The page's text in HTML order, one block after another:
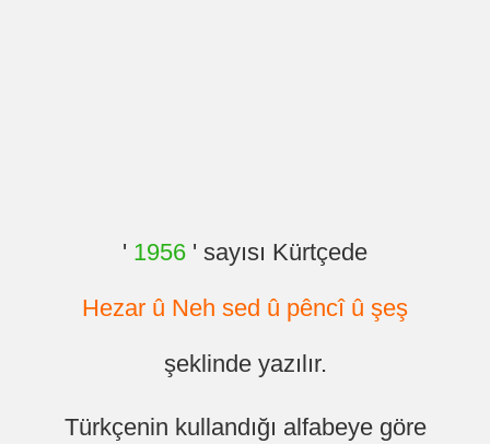
' 1956 ' sayısı Kürtçede
Hezar û Neh sed û pêncî û şeş
şeklinde yazılır.
Türkçenin kullandığı alfabeye göre